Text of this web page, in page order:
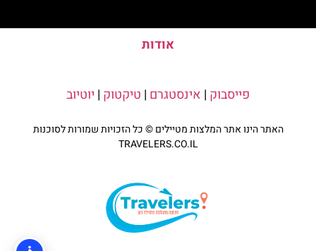
אודות
פייסבוק | אינסטגרם | טיקטוק | יוטיוב
האתר הינו אתר המלצות מטיילים © כל הזכויות שמורות לסוכנות
TRAVELERS.CO.IL